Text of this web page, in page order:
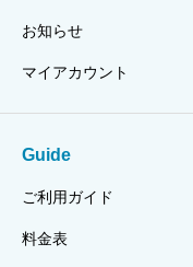
お知らせ
マイアカウント
Guide
ご利用ガイド
料金表